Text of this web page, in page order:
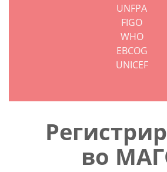
UNFPA
FIGO
WHO
EBCOG
UNICEF
во